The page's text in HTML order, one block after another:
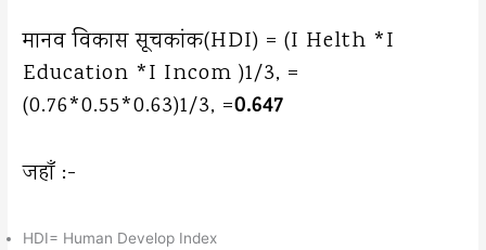
मानव विकास सूचकांक(HDI) = (I Helth *I
Education *I Incom )1/3, =
(0.76*0.55*0.63)1/3, =0.647
जहाँ :-
HDI= Human Develop Index